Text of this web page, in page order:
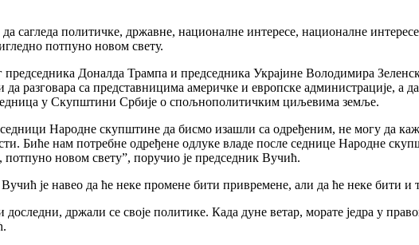
политичке, државне, националне интересе, националне
потпуно новом свету.
Доналда Трампа и председника Украјине Володимира
разговара са представницима америчке и европске администрације, а
седница у Скупштини Србије о спољнополитичким циљевима земље.
Народне скупштине да бисмо изашли са одређеним, не могу да
Биће нам потребне одређене одлуке владе после седнице Народне
новом свету”, поручио је председник Вучић.
је навео да ће неке промене бити привремене, али да ће неке бити и
држали се своје политике. Када дуне ветар, морате једра у